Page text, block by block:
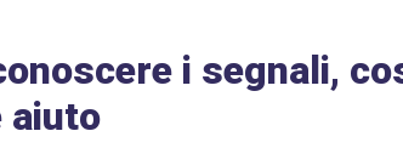
i segnali,
aiuto